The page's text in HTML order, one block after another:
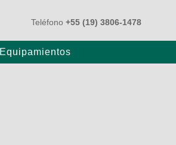
Teléfono +55 (19) 3806-1478
Equipamientos